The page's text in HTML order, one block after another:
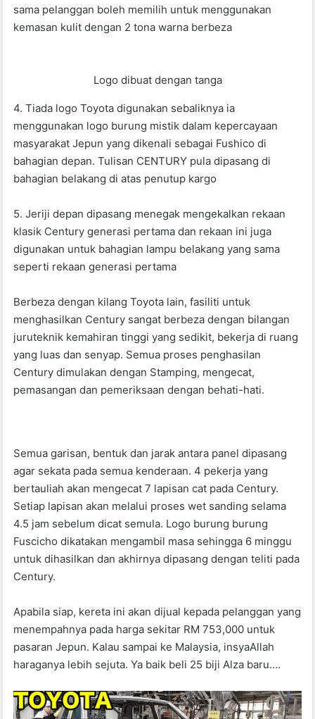
sama pelanggan boleh memilih untuk menggunakan
kemasan kulit dengan 2 tona warna berbeza
Logo dibuat dengan tanga
4. Tiada logo Toyota digunakan sebaliknya ia
menggunakan logo burung mistik dalam kepercayaan
masyarakat Jepun yang dikenali sebagai Fushico di
bahagian depan. Tulisan CENTURY pula dipasang di
bahagian belakang di atas penutup kargo
5. Jeriji depan dipasang menegak mengekalkan rekaan
klasik Century generasi pertama dan rekaan ini juga
digunakan untuk bahagian lampu belakang yang sama
seperti rekaan generasi pertama
Berbeza dengan kilang Toyota lain, fasiliti untuk
menghasilkan Century sangat berbeza dengan bilangan
juruteknik kemahiran tinggi yang sedikit, bekerja di ruang
yang luas dan senyap. Semua proses penghasilan
Century dimulakan dengan Stamping, mengecat,
pemasangan dan pemeriksaan dengan behati-hati.
Semua garisan, bentuk dan jarak antara panel dipasang
agar sekata pada semua kenderaan. 4 pekerja yang
bertauliah akan mengecat 7 lapisan cat pada Century.
Setiap lapisan akan melalui proses wet sanding selama
4.5 jam sebelum dicat semula. Logo burung burung
Fuscicho dikatakan mengambil masa sehingga 6 minggu
untuk dihasilkan dan akhirnya dipasang dengan teliti pada
Century.
Apabila siap, kereta ini akan dijual kepada pelanggan yang
menempahnya pada harga sekitar RM 753,000 untuk
pasaran Jepun. Kalau sampai ke Malaysia, insyaAllah
haraganya lebih sejuta. Ya baik beli 25 biji Alza baru….